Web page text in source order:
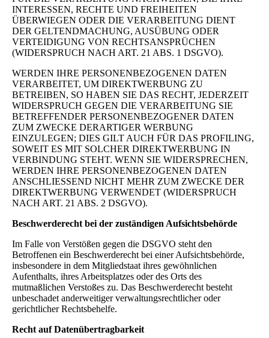
INTERESSEN, RECHTE UND FREIHEITEN
ÜBERWIEGEN ODER DIE VERARBEITUNG DIENT
DER GELTENDMACHUNG, AUSÜBUNG ODER
VERTEIDIGUNG VON RECHTSANSPRÜCHEN
(WIDERSPRUCH NACH ART. 21 ABS. 1 DSGVO).
WERDEN IHRE PERSONENBEZOGENEN DATEN
VERARBEITET, UM DIREKTWERBUNG ZU
BETREIBEN, SO HABEN SIE DAS RECHT, JEDERZEIT
WIDERSPRUCH GEGEN DIE VERARBEITUNG SIE
BETREFFENDER PERSONENBEZOGENER DATEN
ZUM ZWECKE DERARTIGER WERBUNG
EINZULEGEN; DIES GILT AUCH FÜR DAS PROFILING,
SOWEIT ES MIT SOLCHER DIREKTWERBUNG IN
VERBINDUNG STEHT. WENN SIE WIDERSPRECHEN,
WERDEN IHRE PERSONENBEZOGENEN DATEN
ANSCHLIESSEND NICHT MEHR ZUM ZWECKE DER
DIREKTWERBUNG VERWENDET (WIDERSPRUCH
NACH ART. 21 ABS. 2 DSGVO).
Beschwerderecht bei der zuständigen Aufsichtsbehörde
Im Falle von Verstößen gegen die DSGVO steht den
Betroffenen ein Beschwerderecht bei einer Aufsichtsbehörde,
insbesondere in dem Mitgliedstaat ihres gewöhnlichen
Aufenthalts, ihres Arbeitsplatzes oder des Orts des
mutmaßlichen Verstoßes zu. Das Beschwerderecht besteht
unbeschadet anderweitiger verwaltungsrechtlicher oder
gerichtlicher Rechtsbehelfe.
Recht auf Datenübertragbarkeit